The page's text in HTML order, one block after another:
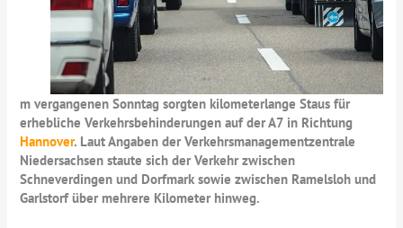
m vergangenen Sonntag sorgten kilometerlange Staus für
erhebliche Verkehrsbehinderungen auf der A7 in Richtung
Hannover. Laut Angaben der Verkehrsmanagementzentrale
Niedersachsen staute sich der Verkehr zwischen
Schneverdingen und Dorfmark sowie zwischen Ramelsloh und
Garlstorf über mehrere Kilometer hinweg.